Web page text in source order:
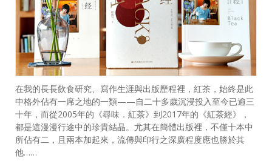
在我的長長飲食研究、寫作生涯與出版歷程裡，紅茶，始終是此
中格外佔有一席之地的一類——自二十多歲沉浸投入至今已逾三
十年，而從2005年的《尋味．紅茶》到2017年的《紅茶經》，
都是這漫漫行途中的珍貴結晶。尤其在簡體出版裡，不僅十本中
所佔有二，且兩本加起來，流傳與印行之深廣程度應也勝於其
他……